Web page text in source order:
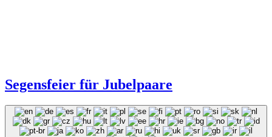
Segensfeier für Jubelpaare